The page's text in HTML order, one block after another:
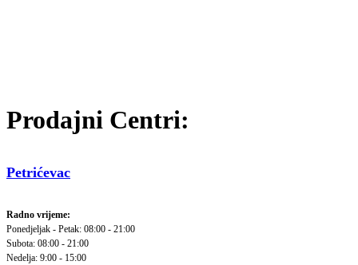
Prodajni Centri:
Petrićevac
Radno vrijeme:
Ponedjeljak - Petak: 08:00 - 21:00
Subota: 08:00 - 21:00
Nedelja: 9:00 - 15:00